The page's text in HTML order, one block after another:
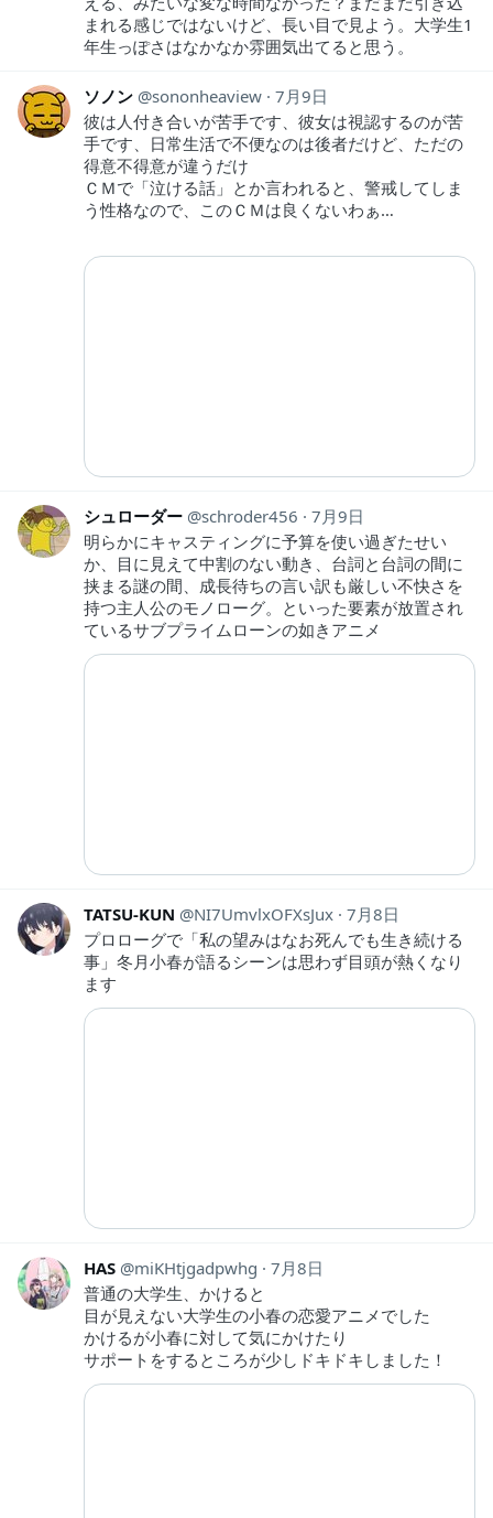
まれる感じではないけど、長い目で見よう。大学生1
年生っぽさはなかなか雰囲気出てると思う。
ソノン sononheaview 7月9日
彼は人付き合いが苦手です、彼女は視認するのが苦
手です、日常生活で不便なのは後者だけど、ただの
得意不得意が違うだけ
ＣＭで「泣ける話」とか言われると、警戒してしま
う性格なので、このＣＭは良くないわぁ…
シュローダー schroder456
7月9日
明らかにキャスティングに予算を使い過ぎたせい
か、目に見えて中割のない動き、台詞と台詞の間に
挟まる謎の間、成長待ちの言い訳も厳しい不快さを
持つ主人公のモノローグ。といった要素が放置され
ているサブプライムローンの如きアニメ
TATSU-KUN NI7UmvlxOFXsJux 7月8日
プロローグで「私の望みはなお死んでも生き続ける
事」冬月小春が語るシーンは思わず目頭が熱くなり
ます
HAS miKHtjgadpwhg
7月8日
普通の大学生、かけると
目が見えない大学生の小春の恋愛アニメでした
かけるが小春に対して気にかけたり
サポートをするところが少しドキドキしました！